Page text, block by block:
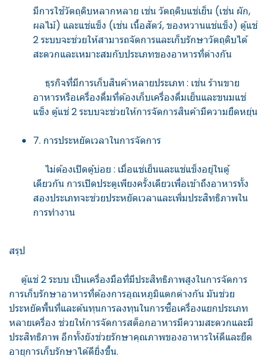
มีการใช้วัตถุดิบหลากหลาย เช่น วัตถุดิบแช่เย็น (เช่น ผัก,
ผลไม้) และแช่แข็ง (เช่น เนื้อสัตว์, ของหวานแช่แข็ง) ตู้แช่
2 ระบบจะช่วยให้สามารถจัดการและเก็บรักษาวัตถุดิบได้
สะดวกและเหมาะสมกับประเภทของอาหารที่ต่างกัน
ธุรกิจที่มีการเก็บสินค้าหลายประเภท : เช่น ร้านขาย
อาหารหรือเครื่องดื่มที่ต้องเก็บเครื่องดื่มเย็นและขนมแช่
แข็ง ตู้แช่ 2 ระบบจะช่วยให้การจัดการสินค้ามีความยืดหยุ่น
7. การประหยัดเวลาในการจัดการ
ไม่ต้องเปิดตู้บ่อย : เมื่อแช่เย็นและแช่แข็งอยู่ในตู้
เดียวกัน การเปิดประตูเพียงครั้งเดียวเพื่อเข้าถึงอาหารทั้ง
สองประเภทจะช่วยประหยัดเวลาและเพิ่มประสิทธิภาพใน
การทำงาน
สรุป
ตู้แช่ 2 ระบบ เป็นเครื่องมือที่มีประสิทธิภาพสูงในการจัดการ
การเก็บรักษาอาหารที่ต้องการอุณหภูมิแตกต่างกัน มันช่วย
ประหยัดพื้นที่และต้นทุนการลงทุนในการซื้อเครื่องแยกประเภท
หลายเครื่อง ช่วยให้การจัดการสต็อกอาหารมีความสะดวกและมี
ประสิทธิภาพ อีกทั้งยังช่วยรักษาคุณภาพของอาหารให้ดีและยืด
อายุการเก็บรักษาได้ดียิ่งขึ้น.